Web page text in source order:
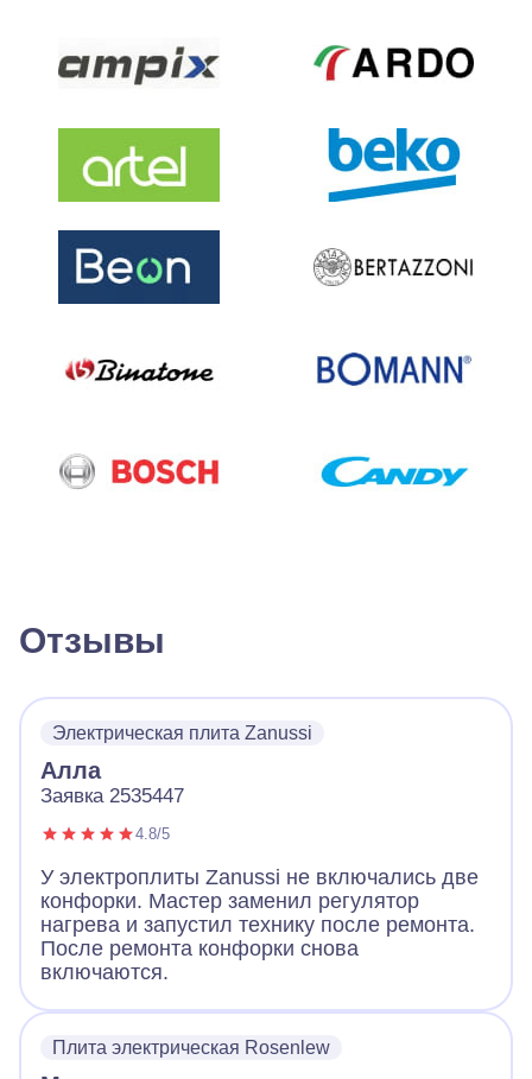
Отзывы
Электрическая плита Zanussi
Алла
Заявка 2535447
4.8/5
У электроплиты Zanussi не включались две
конфорки. Мастер заменил регулятор
нагрева и запустил технику после ремонта.
После ремонта конфорки снова
включаются.
Плита электрическая Rosenlew